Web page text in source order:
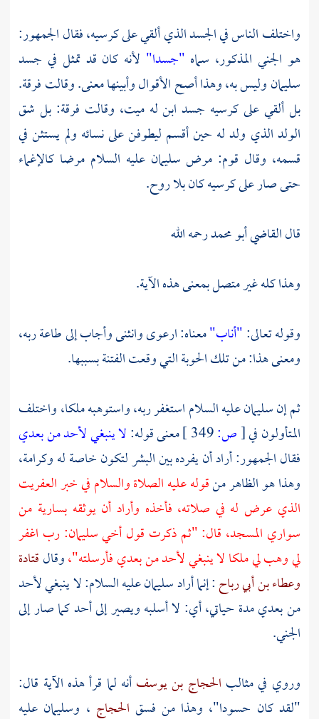
واختلف الناس في الجسد الذي ألقي على كرسيه، فقال الجمهور:
هو الجني المذكور، سماه "جسدا" لأنه كان قد تمثل في جسد
سليمانوليس به، وهذا أصح الأقوال وأبينها معنى. وقالت فرقة.
بل ألقي على كرسيه جسد ابن له ميت، وقالت فرقة: بل شق
الولد الذي ولد له حين أقسم ليطوفن على نسائه ولم يستثن في
قسمه، وقال قوم: مرض سليمانعليه السلام مرضا كالإغماء
حتى صار على كرسيه كان بلا روح.
قالالقاضي أبو محمدرحمه الله
وهذا كله غير متصل بمعنى هذه الآية.
وقوله تعالى:"أناب"معناه: ارعوى وانثنى وأجاب إلى طاعة ربه،
ومعنى هذا: من تلك الحوبة التي وقعت الفتنة بسببها.
ثم إنسليمانعليه السلام استغفر ربه، واستوهبه ملكا، واختلف
المتأولون في[ص: معنى قوله:لا ينبغي لأحد من بعدي
فقال الجمهور: أراد أن يفرده بين البشر لتكون خاصة له وكرامة،
وهذا هو الظاهر منقوله عليه الصلاة والسلام في خبر العفريت
الذي عرض له في صلاته، فأخذه وأراد أن يوثقه بسارية من
سواري المسجد، قال: "ثم ذكرت قول أخي سليمان: رب اغفر
لي وهب لي ملكا لا ينبغي لأحد من بعدي فأرسلته"،وقالقتادة
وعطاء بن أبي رباح: إنما أرادسليمانعليه السلام: لا ينبغي لأحد
من بعدي مدة حياتي، أي: لا أسلبه ويصير إلى أحد كما صار إلى
الجني.
وروي في مثالب الحجاج بن يوسفأنه لما قرأ هذه الآية قال:
"لقد كان حسودا"، وهذا من فسق الحجاج ، وسليمان عليه